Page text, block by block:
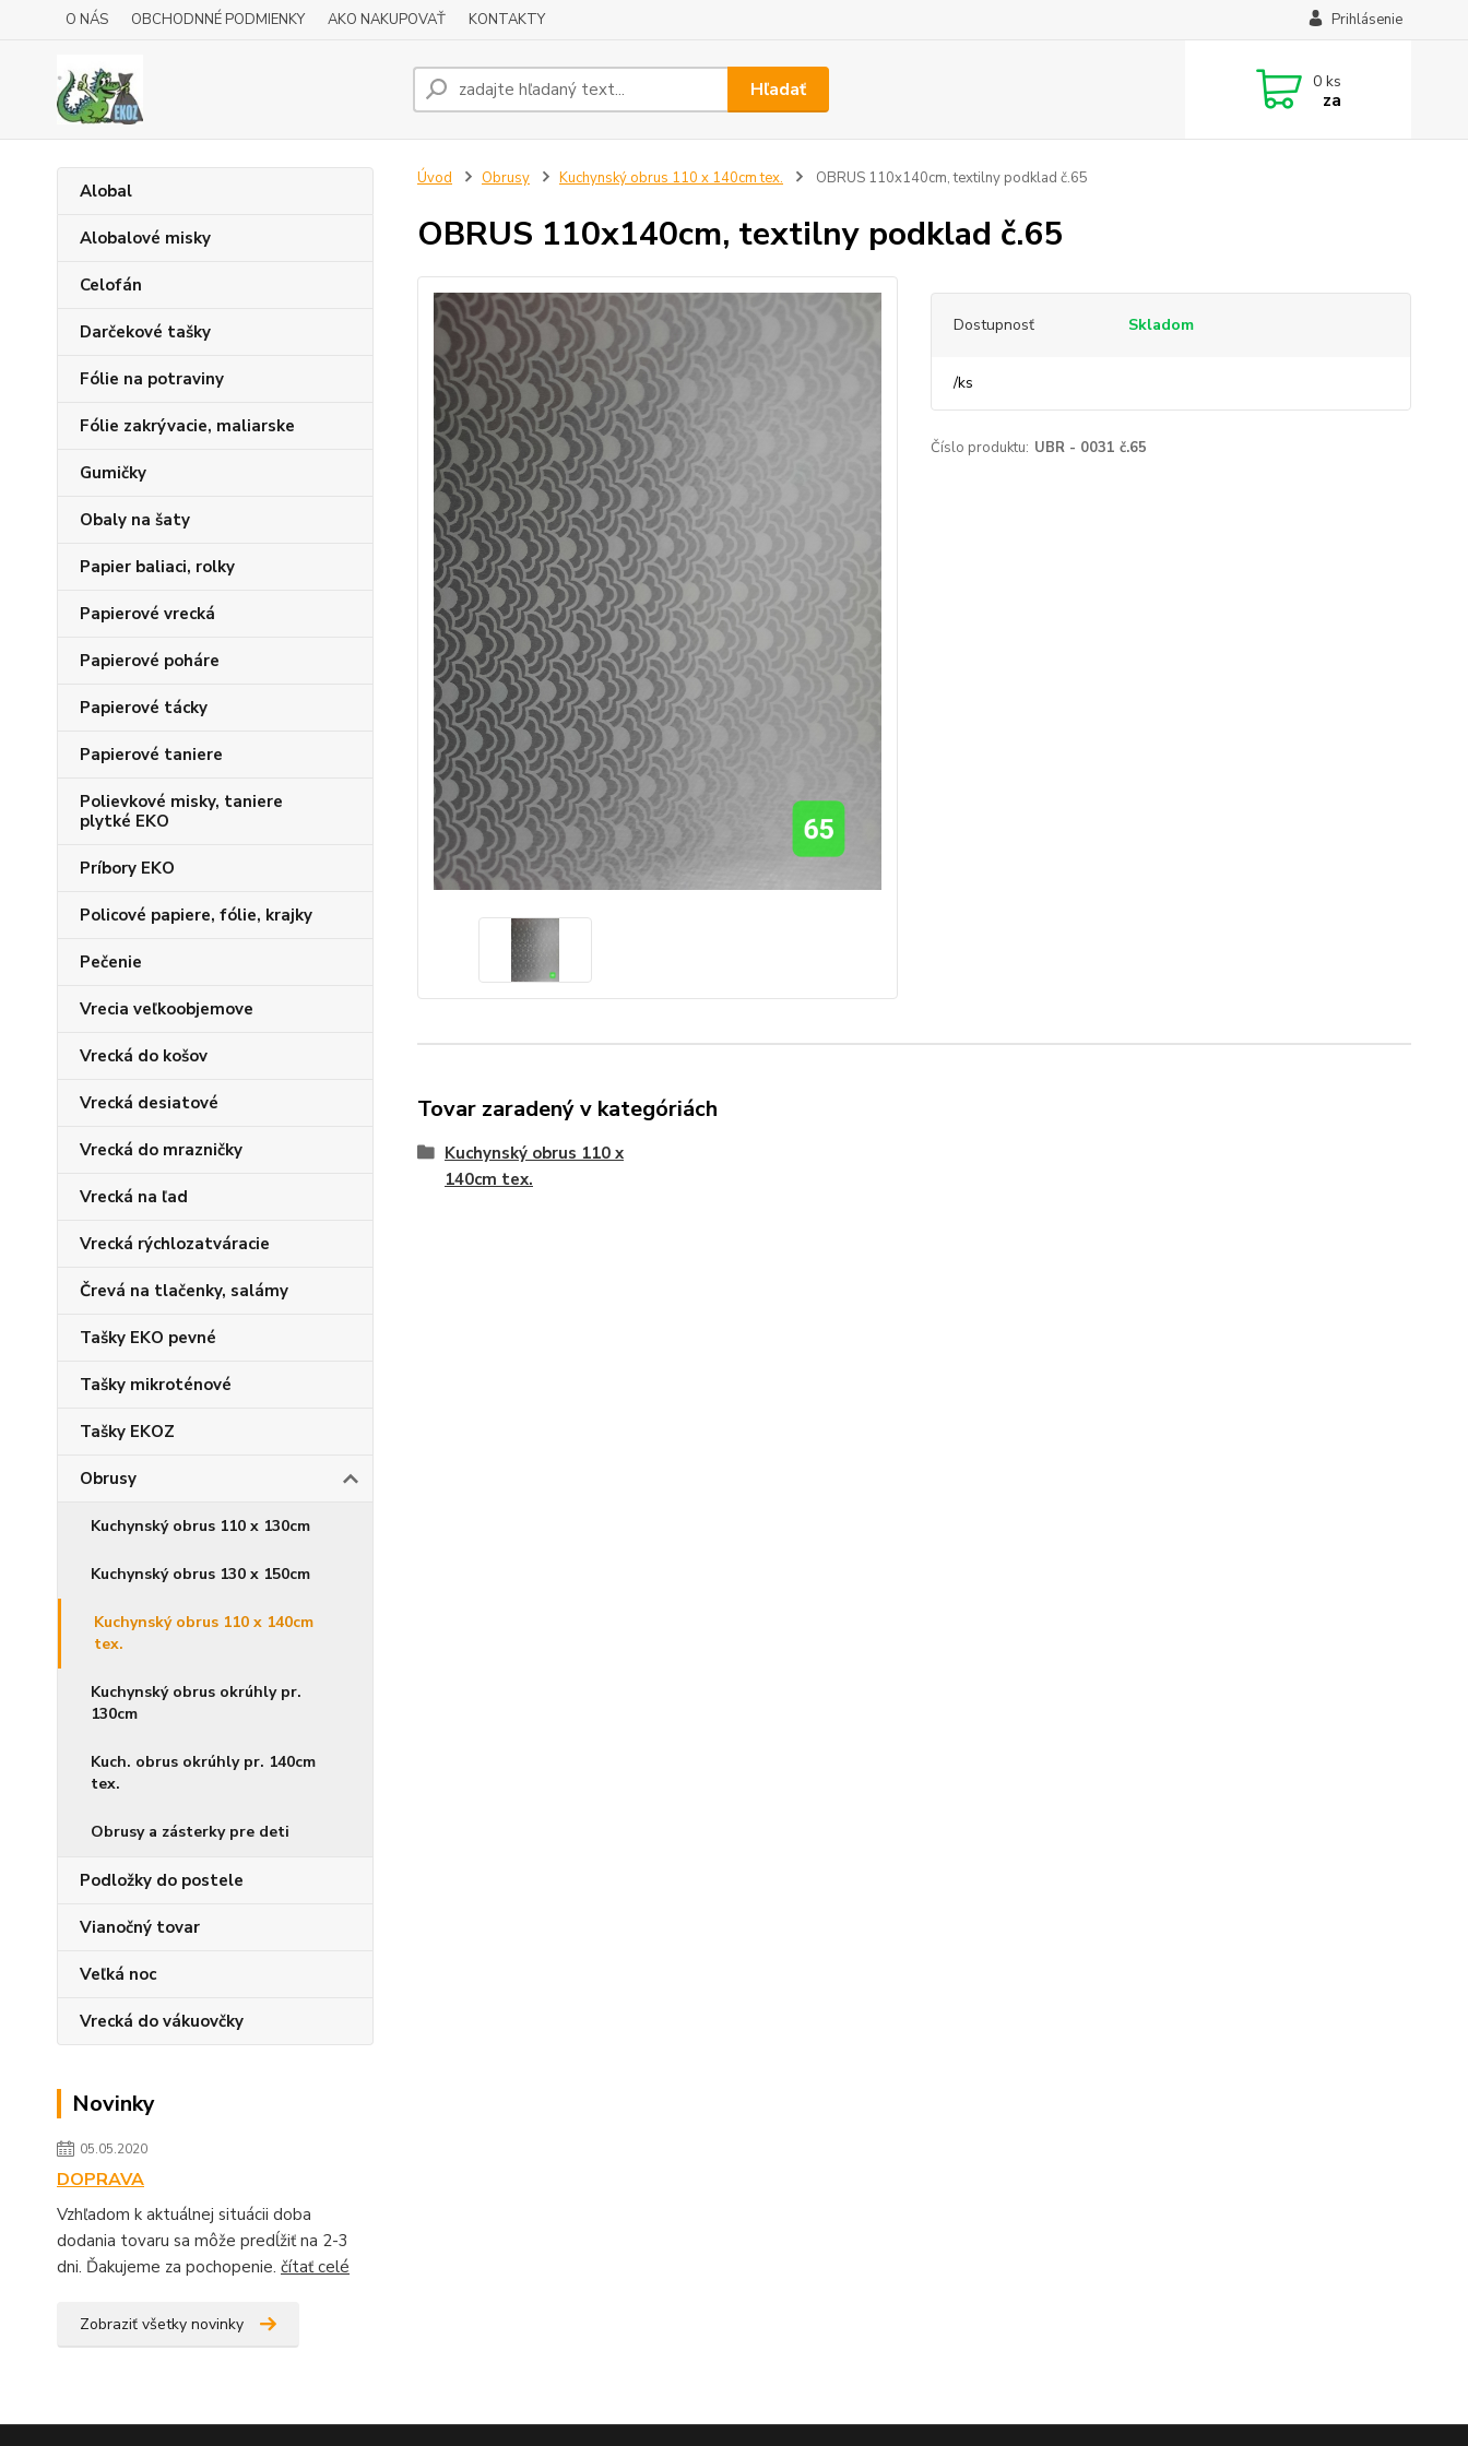
O NÁS OBCHODNNÉ PODMIENKY AKO NAKUPOVAŤ KONTAKTY Prihlásenie
Hľadať 0 ks
za
Alobal
Alobalové misky
Celofán
Darčekové tašky
Fólie na potraviny
Fólie zakrývacie, maliarske
Gumičky
Obaly na šaty
Papier baliaci, rolky
Papierové vrecká
Papierové poháre
Papierové tácky
Papierové taniere
Polievkové misky, taniere
plytké EKO
Príbory EKO
Policové papiere, fólie, krajky
Pečenie
Vrecia veľkoobjemove
Vrecká do košov
Vrecká desiatové
Vrecká do mrazničky
Vrecká na ľad
Vrecká rýchlozatváracie
Črevá na tlačenky, salámy
Tašky EKO pevné
Tašky mikroténové
Tašky EKOZ
Obrusy
Kuchynský obrus 110 x 130cm
Kuchynský obrus 130 x 150cm
Kuchynský obrus 110 x 140cm
tex.
Kuchynský obrus okrúhly pr.
130cm
Kuch. obrus okrúhly pr. 140cm
tex.
Obrusy a zásterky pre deti
Podložky do postele
Vianočný tovar
Veľká noc
Vrecká do vákuovčky
Novinky
05.05.2020
DOPRAVA
Vzhľadom k aktuálnej situácii doba
dodania tovaru sa môže predĺžiť na 2-3
dni. Ďakujeme za pochopenie. čítať celé
Zobraziť všetky novinky
Úvod Obrusy Kuchynský obrus 110 x 140cm tex. OBRUS 110x140cm, textilny podklad č.65
OBRUS 110x140cm, textilny podklad č.65
Dostupnosť Skladom
/ks
Číslo produktu: UBR - 0031 č.65
Tovar zaradený v kategóriách
Kuchynský obrus 110 x
140cm tex.